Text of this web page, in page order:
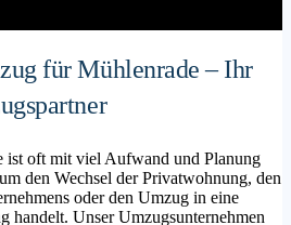
für Mühlenrade – Ihr
ist oft mit viel Aufwand und Planung
den Wechsel der Privatwohnung, den
oder den Umzug in eine
handelt. Unser Umzugsunternehmen